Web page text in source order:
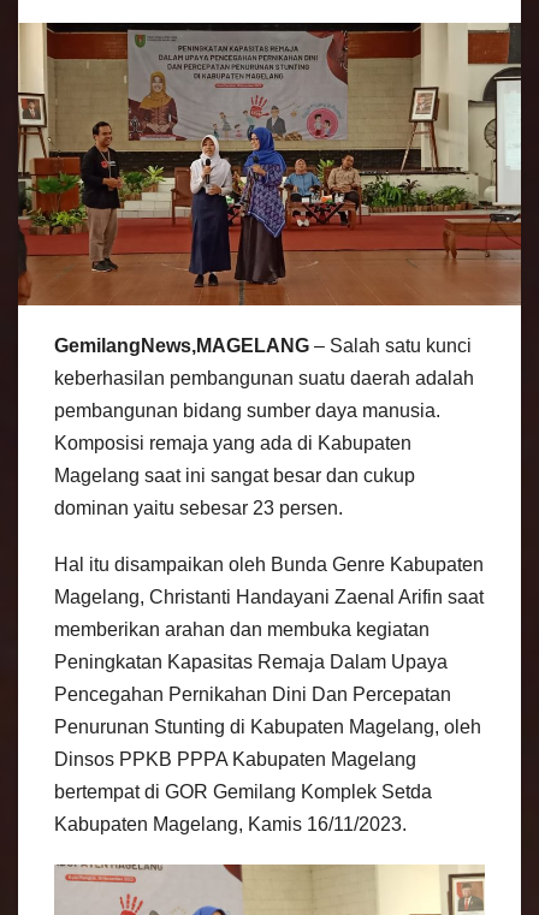
GemilangNews,MAGELANG – Salah satu kunci
keberhasilan pembangunan suatu daerah adalah
pembangunan bidang sumber daya manusia.
Komposisi remaja yang ada di Kabupaten
Magelang saat ini sangat besar dan cukup
dominan yaitu sebesar 23 persen.
Hal itu disampaikan oleh Bunda Genre Kabupaten
Magelang, Christanti Handayani Zaenal Arifin saat
memberikan arahan dan membuka kegiatan
Peningkatan Kapasitas Remaja Dalam Upaya
Pencegahan Pernikahan Dini Dan Percepatan
Penurunan Stunting di Kabupaten Magelang, oleh
Dinsos PPKB PPPA Kabupaten Magelang
bertempat di GOR Gemilang Komplek Setda
Kabupaten Magelang, Kamis 16/11/2023.